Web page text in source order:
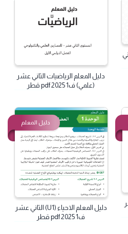
دليل المعلم
دليل المعلم الرياضيات الثاني عشر
(علمي) ف1 2025 pdf قطر
دليل المعلم